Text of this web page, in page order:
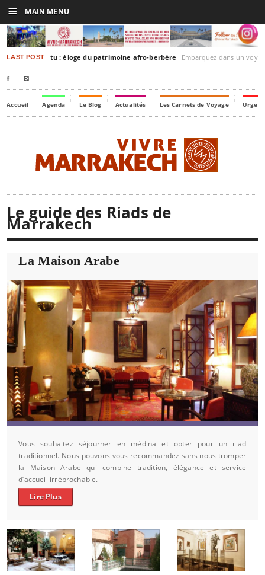
LAST POST
Timbuktu : éloge du patrimoine afro-berbère Embarquez dans un voyage culturel dans le temps,
 
Accueil Agenda Le Blog Actualités Les Carnets de Voyage
Le guide des Riads de
Marrakech
La Maison Arabe
Vous souhaitez séjourner en médina et opter pour un riad
traditionnel. Nous pouvons vous recommandez sans nous tromper
la Maison Arabe qui combine tradition, élégance et service
d’accueil irréprochable.
Lire Plus
☰ MAIN MENU